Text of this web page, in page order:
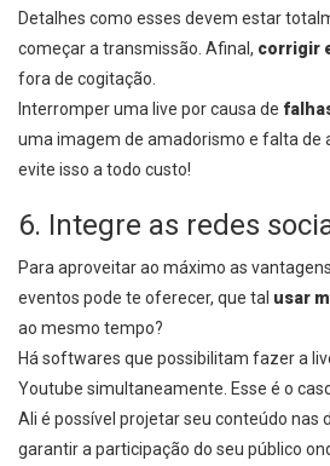
Detalhes como esses devem estar
começar a transmissão. Afinal, corrigir
fora de cogitação.
Interromper uma live por causa de
uma imagem de amadorismo e falta de
evite isso a todo custo!
6. Integre as redes
Para aproveitar ao máximo as
eventos pode te oferecer, que tal usar
ao mesmo tempo?
Há softwares que possibilitam fazer a
Youtube simultaneamente. Esse é o
Ali é possível projetar seu conteúdo nas
garantir a participação do seu público